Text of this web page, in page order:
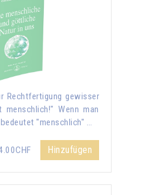
Rechtfertigung gewisser
menschlich!" Wenn man
"menschlich" …
Hinzufügen